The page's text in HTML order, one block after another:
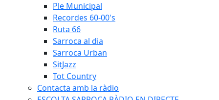
Ple Municipal
Recordes 60-00's
Ruta 66
Sarroca al dia
Sarroca Urban
SitJazz
Tot Country
Contacta amb la ràdio